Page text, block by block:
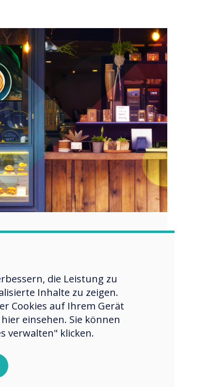
CleverLive
die Leistung zu
Inhalte zu zeigen.
Cookies auf Ihrem Gerät
einsehen. Sie können
verwalten" klicken.